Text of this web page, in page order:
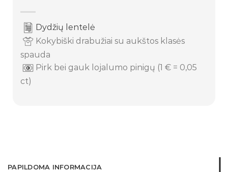
Dydžių lentelė
Kokybiški drabužiai su aukštos klasės
spauda
Pirk bei gauk lojalumo pinigų (1 € = 0,05
ct)
PAPILDOMA INFORMACIJA